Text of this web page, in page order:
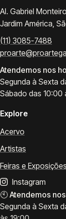
Al. Gabriel
Jardim América,
(11) 3085-7488
Atendemos nos
Segunda à Sexta
Sábado das 10:00
Explore
Acervo
Artistas
Feiras e Exposições
Instagram
🕙 Atendemos
Segunda à Sexta